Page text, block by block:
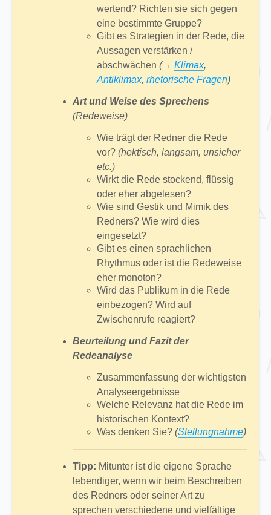
wertend? Richten sie sich gegen
eine bestimmte Gruppe?
Gibt es Strategien in der Rede, die
Aussagen verstärken /
abschwächen (→ Klimax,
Antiklimax, rhetorische Fragen)
Art und Weise des Sprechens
(Redeweise)
Wie trägt der Redner die Rede
vor? (hektisch, langsam, unsicher
etc.)
Wirkt die Rede stockend, flüssig
oder eher abgelesen?
Wie sind Gestik und Mimik des
Redners? Wie wird dies
eingesetzt?
Gibt es einen sprachlichen
Rhythmus oder ist die Redeweise
eher monoton?
Wird das Publikum in die Rede
einbezogen? Wird auf
Zwischenrufe reagiert?
Beurteilung und Fazit der
Redeanalyse
Zusammenfassung der wichtigsten
Analyseergebnisse
Welche Relevanz hat die Rede im
historischen Kontext?
Was denken Sie? (Stellungnahme)
Tipp: Mitunter ist die eigene Sprache
lebendiger, wenn wir beim Beschreiben
des Redners oder seiner Art zu
sprechen verschiedene und vielfältige